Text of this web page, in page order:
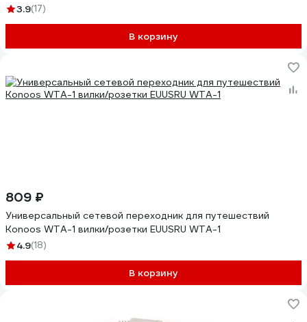
3.9(17)
В корзину
809 ₽
Универсальный сетевой переходник для путешествий
Konoos WTA-1 вилки/розетки EUUSRU WTA-1
4.9(18)
В корзину